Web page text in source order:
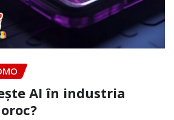
AI în industria